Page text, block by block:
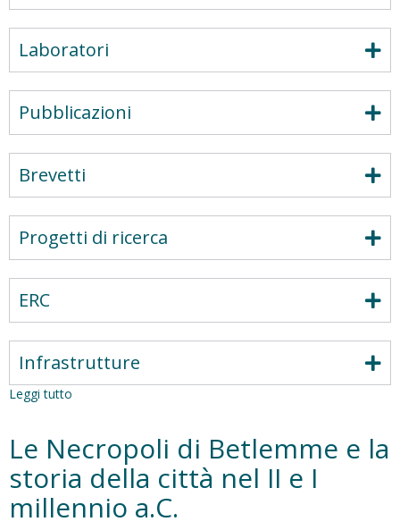
Laboratori
Pubblicazioni
Brevetti
Progetti di ricerca
ERC
Infrastrutture
Leggi tutto
a
Khirbat
Iskandar
Le Necropoli di Betlemme e la
storia della città nel II e I
millennio a.C.